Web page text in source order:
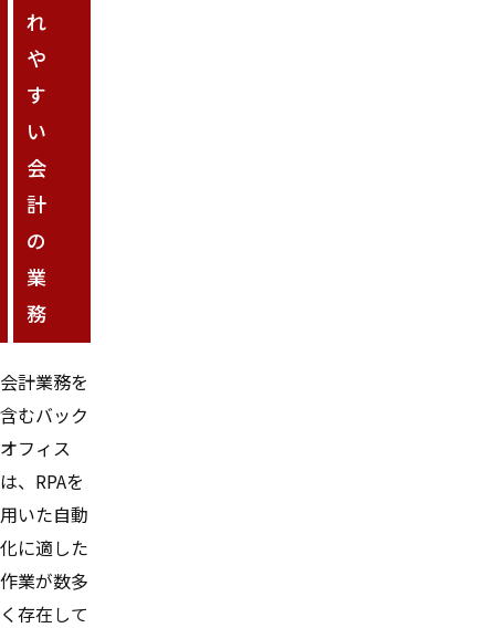
れ
や
す
い
会
計
の
業
務
会計業務を
含むバック
オフィス
は、RPAを
用いた自動
化に適した
作業が数多
く存在して